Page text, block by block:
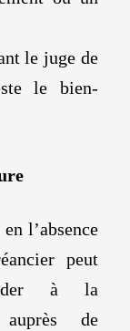
le juge de
le bien-
l’absence
peut
à la
de